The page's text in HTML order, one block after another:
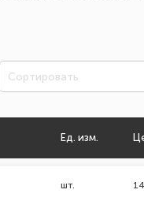
Сортировать
Ед. изм.
шт.